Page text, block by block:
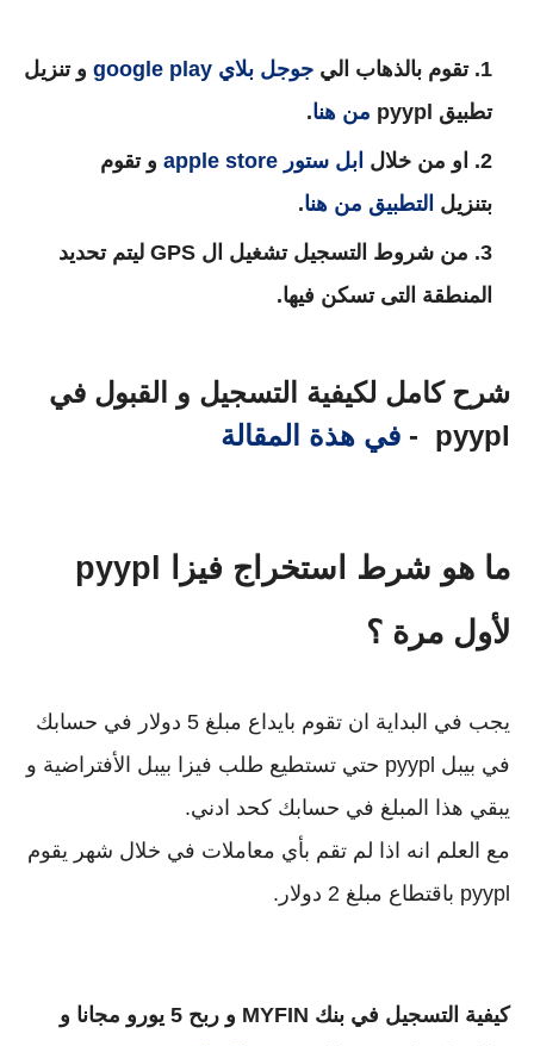
تقوم بالذهاب الي جوجل بلاي google play و تنزيل
تطبيق pyypl
من هنا.
او من خلال ابل ستور apple store و تقوم
بتنزيل التطبيق من هنا.
من شروط التسجيل تشغيل ال GPS ليتم تحديد
المنطقة التى تسكن فيها.
شرح كامل لكيفية التسجيل و القبول في
pyypl -
في هذة المقالة
لأول مرة ؟
يجب في البداية ان تقوم بايداع مبلغ 5 دولار في حسابك
في بيبل pyypl حتي تستطيع طلب فيزا بيبل الأفتراضية و
يبقي هذا المبلغ في حسابك كحد ادني.
مع العلم انه اذا لم تقم بأي معاملات في خلال شهر يقوم
pyypl باقتطاع مبلغ 2 دولار.
كيفية التسجيل في بنك MYFIN و ربح 5 يورو مجانا و